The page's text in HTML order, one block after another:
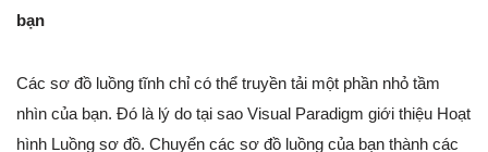
bạn
Các sơ đồ luồng tĩnh chỉ có thể truyền tải một phần nhỏ tầm
nhìn của bạn. Đó là lý do tại sao Visual Paradigm giới thiệu Hoạt
hình Luồng sơ đồ. Chuyển các sơ đồ luồng của bạn thành các